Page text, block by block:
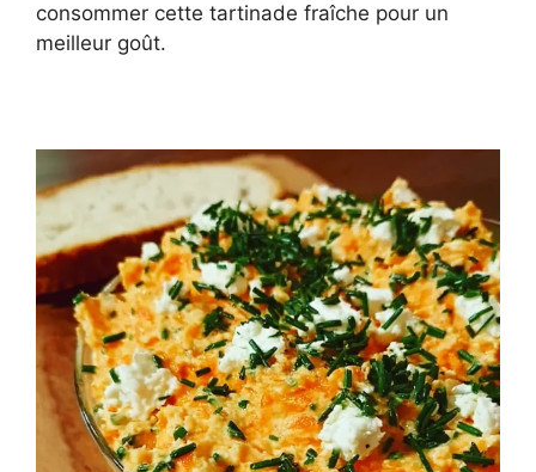
consommer cette tartinade fraîche pour un
meilleur goût.